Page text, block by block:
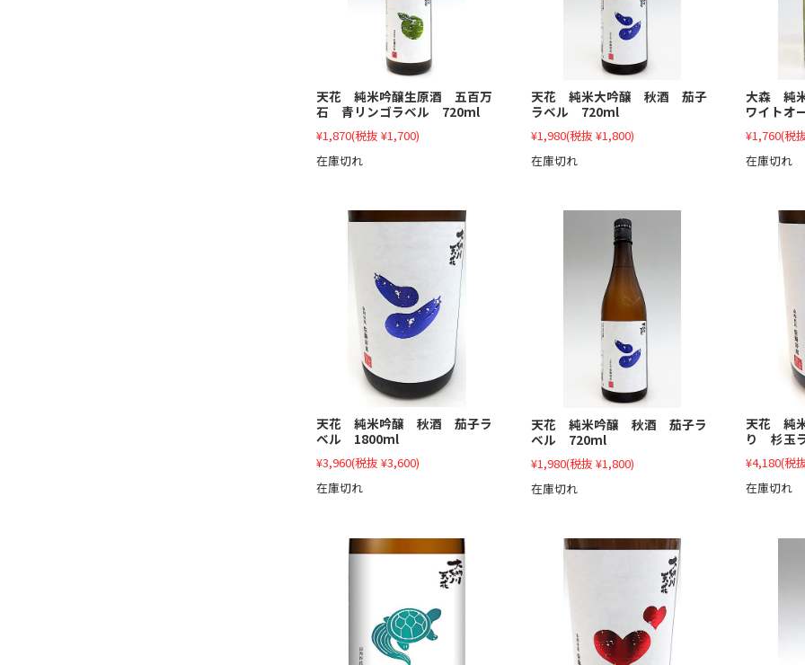
天花 純米吟醸生原酒 五百万
石 青リンゴラベル 720ml
¥1,870(税抜 ¥1,700)
在庫切れ
天花 純米大吟醸 秋酒 茄子
ラベル 720ml
¥1,980(税抜 ¥1,800)
在庫切れ
大森 純
ワイトオ
¥1,760(税
在庫切れ
天花 純米吟醸 秋酒 茄子ラ
ベル 1800ml
¥3,960(税抜 ¥3,600)
在庫切れ
天花 純米吟醸 秋酒 茄子ラ
ベル 720ml
¥1,980(税抜 ¥1,800)
在庫切れ
天花 純
り 杉玉
¥4,180(税
在庫切れ